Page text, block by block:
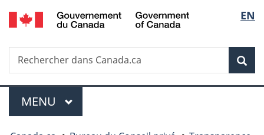
Passer
au
principal
Passer
à
Au
du
Passer
à
version
simplifiée
de
la
EN
Recherche
Rechercher
dans
Menu
MENU PRINCIPAL
Vous